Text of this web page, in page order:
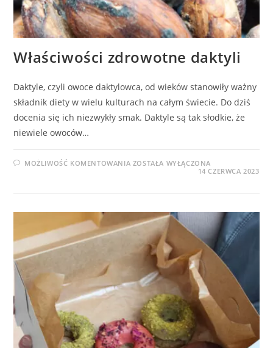
Właściwości zdrowotne daktyli
Daktyle, czyli owoce daktylowca, od wieków stanowiły ważny
składnik diety w wielu kulturach na całym świecie. Do dziś
docenia się ich niezwykły smak. Daktyle są tak słodkie, że
niewiele owoców…
MOŻLIWOŚĆ KOMENTOWANIA WŁAŚCIWOŚCI
ZDROWOTNE
ZOSTAŁA WYŁĄCZONA
14 CZERWCA 2023